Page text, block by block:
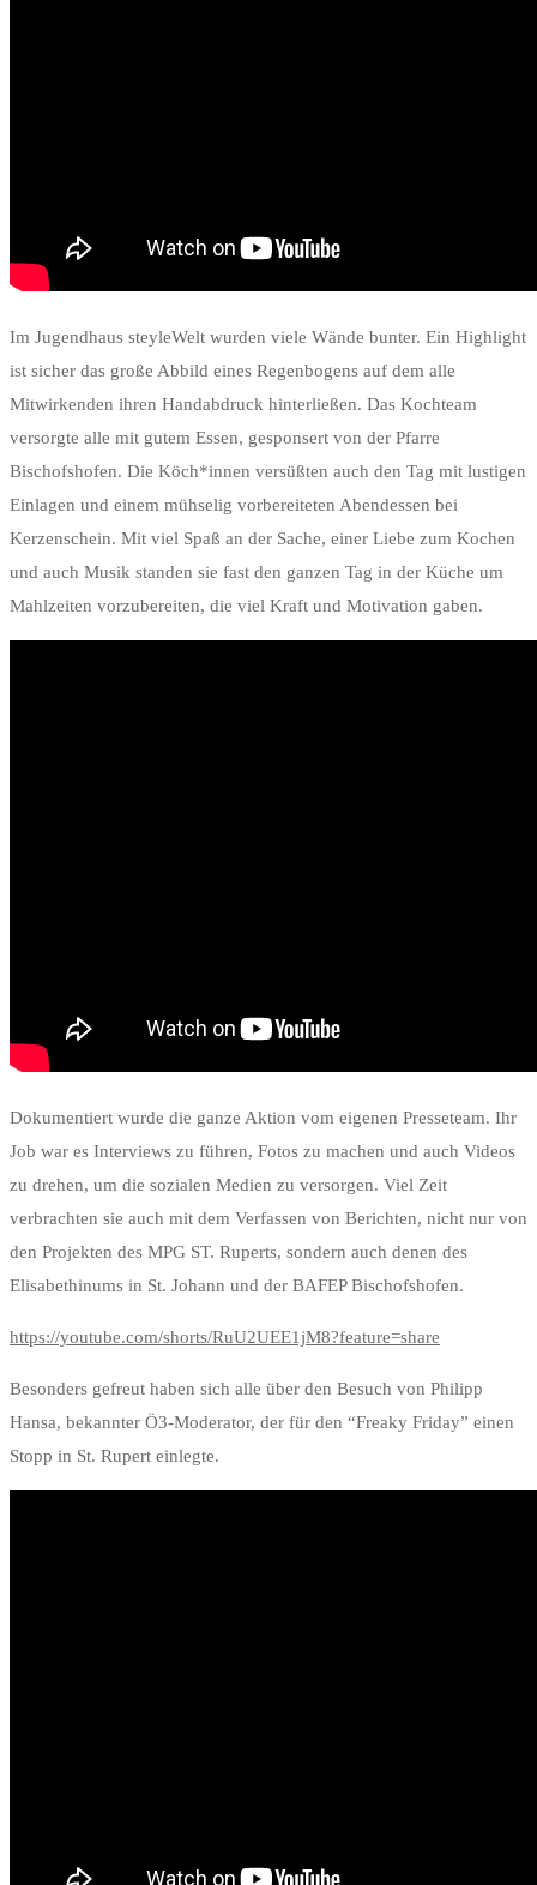
Im Jugendhaus steyleWelt wurden viele Wände bunter. Ein Highlight
ist sicher das große Abbild eines Regenbogens auf dem alle
Mitwirkenden ihren Handabdruck hinterließen. Das Kochteam
versorgte alle mit gutem Essen, gesponsert von der Pfarre
Bischofshofen. Die Köch*innen versüßten auch den Tag mit lustigen
Einlagen und einem mühselig vorbereiteten Abendessen bei
Kerzenschein. Mit viel Spaß an der Sache, einer Liebe zum Kochen
und auch Musik standen sie fast den ganzen Tag in der Küche um
Mahlzeiten vorzubereiten, die viel Kraft und Motivation gaben.
Dokumentiert wurde die ganze Aktion vom eigenen Presseteam. Ihr
Job war es Interviews zu führen, Fotos zu machen und auch Videos
zu drehen, um die sozialen Medien zu versorgen. Viel Zeit
verbrachten sie auch mit dem Verfassen von Berichten, nicht nur von
den Projekten des MPG ST. Ruperts, sondern auch denen des
Elisabethinums in St. Johann und der BAFEP Bischofshofen.
https://youtube.com/shorts/RuU2UEE1jM8?feature=share
Besonders gefreut haben sich alle über den Besuch von Philipp
Hansa, bekannter Ö3-Moderator, der für den “Freaky Friday” einen
Stopp in St. Rupert einlegte.